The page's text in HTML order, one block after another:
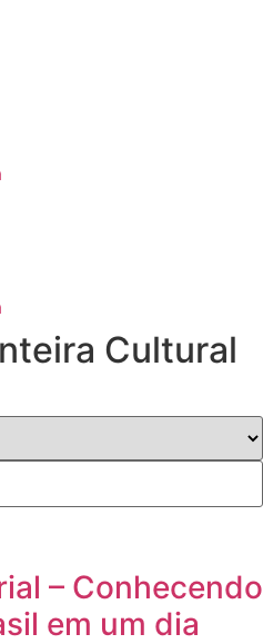
Cultural
– Conhecendo
em um dia